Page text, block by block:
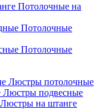
Потолочные на
Потолочные
Потолочные
Люстры потолочные
Люстры подвесные
Люстры на штанге